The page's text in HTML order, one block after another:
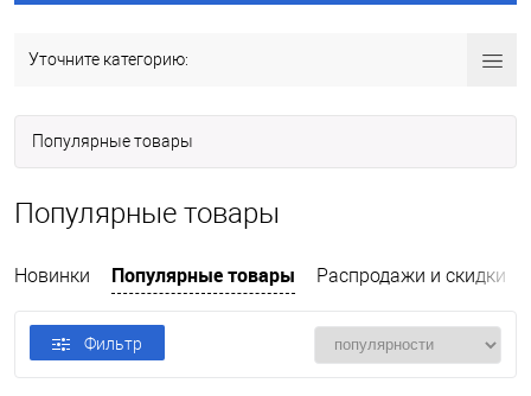
Уточните категорию:
Популярные товары
Популярные товары
Новинки Популярные товары Распродажи и скидки
Фильтр